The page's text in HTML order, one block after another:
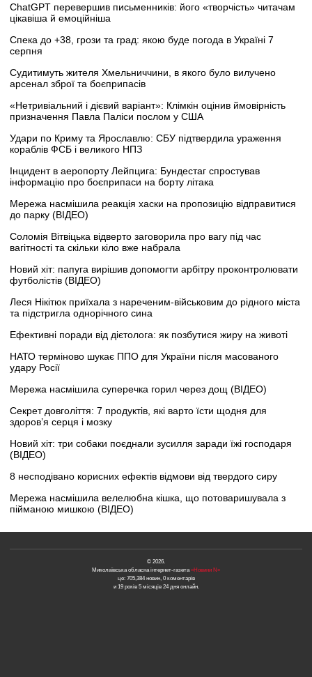
ChatGPT перевершив письменників: його «творчість» читачам
цікавіша й емоційніша
Спека до +38, грози та град: якою буде погода в Україні 7
серпня
Судитимуть жителя Хмельниччини, в якого було вилучено
арсенал зброї та боєприпасів
«Нетривіальний і дієвий варіант»: Клімкін оцінив ймовірність
призначення Павла Паліси послом у США
Удари по Криму та Ярославлю: СБУ підтвердила ураження
кораблів ФСБ і великого НПЗ
Інцидент в аеропорту Лейпцига: Бундестаг спростував
інформацію про боєприпаси на борту літака
Мережа насмішила реакція хаски на пропозицію відправитися
до парку (ВІДЕО)
Соломія Вітвіцька відверто заговорила про вагу під час
вагітності та скільки кіло вже набрала
Новий хіт: папуга вирішив допомогти арбітру проконтролювати
футболістів (ВІДЕО)
Леся Нікітюк приїхала з нареченим-військовим до рідного міста
та підстригла однорічного сина
Ефективні поради від дієтолога: як позбутися жиру на животі
НАТО терміново шукає ППО для України після масованого
удару Росії
Мережа насмішила суперечка горил через дощ (ВІДЕО)
Секрет довголіття: 7 продуктів, які варто їсти щодня для
здоров’я серця і мозку
Новий хіт: три собаки поєднали зусилля заради їжі господаря
(ВІДЕО)
8 несподівано корисних ефектів відмови від твердого сиру
Мережа насмішила велелюбна кішка, що потоваришувала з
пійманою мишкою (ВІДЕО)
© 2026.
Миколаївська обласна інтернет-газета«Новини N»
це: 705,384 новин, 0 коментарів
и 19 років 5 місяців 24 дня онлайн.